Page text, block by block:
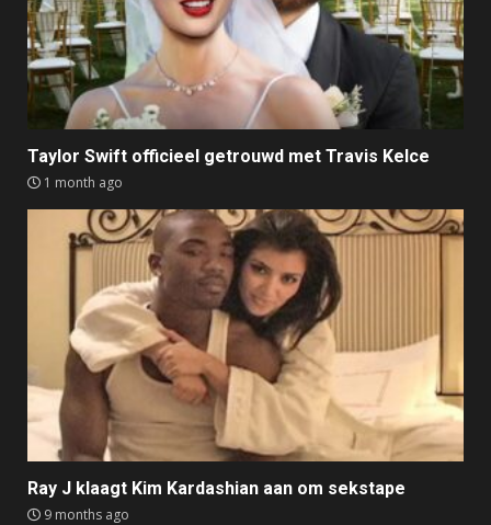
Taylor Swift officieel getrouwd met Travis Kelce
1 month ago
Ray J klaagt Kim Kardashian aan om sekstape
9 months ago